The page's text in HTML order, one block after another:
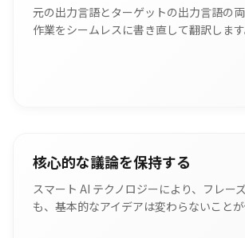
元の出力言語とターゲットの出力言語の両
作業をシームレスに書き直して翻訳します
核心的な議論を保持する
スマート AI テクノロジーにより、フレー
も、基本的なアイデアは変わらないことが